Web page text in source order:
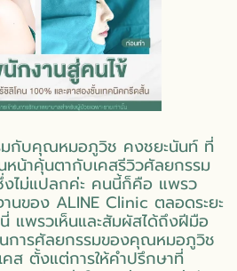
มกับคุณหมอภูวิช คงชยะนันท์ ที่
น้าคุ้นตากับเคสรีวิวศัลยกรรม
งไม่แปลกค่ะ คนนี้ก็คือ แพรว
นของ ALINE Clinic ตลอดระยะ
แพรวเห็นและสัมผัสได้ถึงฝีมือ
นการศัลยกรรมของคุณหมอภูวิช
ส ตั้งแต่การให้คำปรึกษาที่